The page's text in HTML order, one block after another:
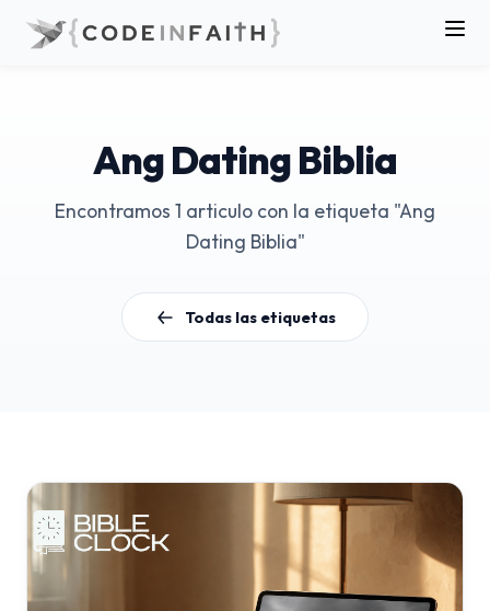
Ang Dating Biblia
Encontramos 1 articulo con la etiqueta "Ang
Dating Biblia"
Todas las etiquetas